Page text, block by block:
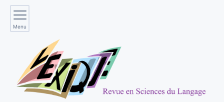
Menu